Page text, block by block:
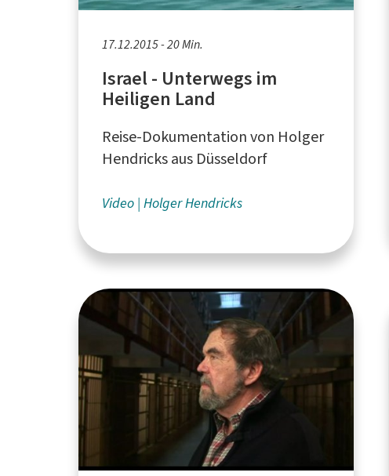
17.12.2015 - 20 Min.
Israel - Unterwegs im
Heiligen Land
Reise-Dokumentation von Holger
Hendricks aus Düsseldorf
Video Holger Hendricks